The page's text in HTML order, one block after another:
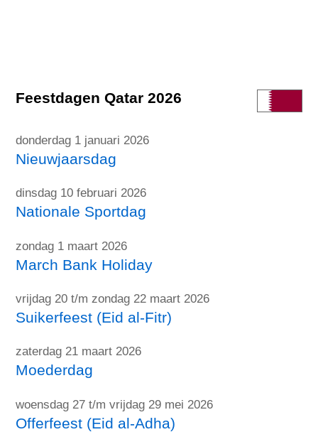
Feestdagen Qatar 2026
donderdag 1 januari 2026
Nieuwjaarsdag
dinsdag 10 februari 2026
Nationale Sportdag
zondag 1 maart 2026
March Bank Holiday
vrijdag 20 t/m zondag 22 maart 2026
Suikerfeest (Eid al-Fitr)
zaterdag 21 maart 2026
Moederdag
woensdag 27 t/m vrijdag 29 mei 2026
Offerfeest (Eid al-Adha)